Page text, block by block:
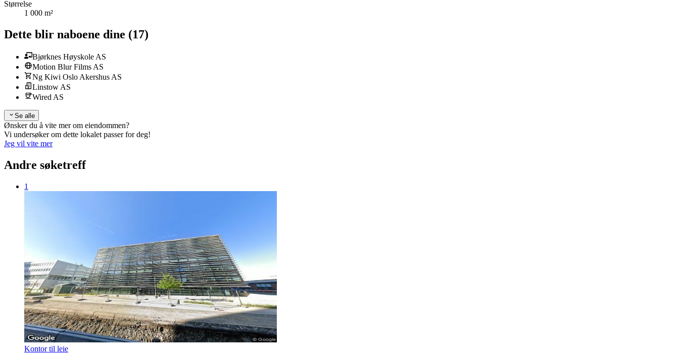
Størrelse
1 000 m²
Dette blir naboene dine (17)
Bjørknes Høyskole AS
Motion Blur Films AS
Ng Kiwi Oslo Akershus AS
Linstow AS
Wired AS
Se alle
Ønsker du å vite mer om eiendommen?
Vi undersøker om dette lokalet passer for deg!
Jeg vil vite mer
Andre søketreff
1
Kontor til leie